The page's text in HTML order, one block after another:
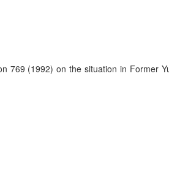
769 (1992) on the situation in Former